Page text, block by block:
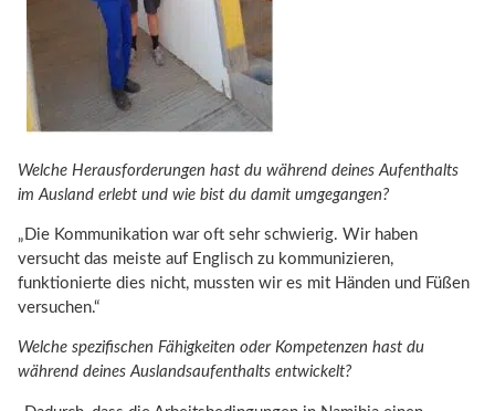
Welche Herausforderungen hast du während deines Aufenthalts
im Ausland erlebt und wie bist du damit umgegangen?
„Die Kommunikation war oft sehr schwierig. Wir haben
versucht das meiste auf Englisch zu kommunizieren,
funktionierte dies nicht, mussten wir es mit Händen und Füßen
versuchen.“
Welche spezifischen Fähigkeiten oder Kompetenzen hast du
während deines Auslandsaufenthalts entwickelt?